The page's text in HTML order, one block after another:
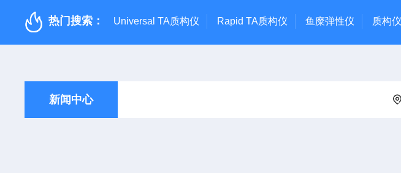
热门搜索： Universal TA质构仪 Rapid TA质构仪 鱼糜弹性仪 质构
新闻中心